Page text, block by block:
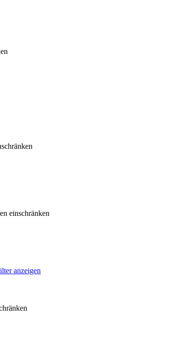
einschränken
anzeigen